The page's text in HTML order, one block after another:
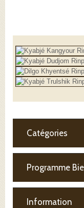
Catégories
Programme
Information